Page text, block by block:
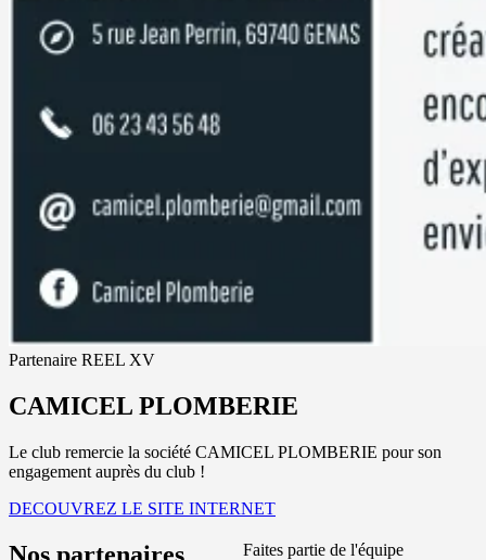
Partenaire REEL XV
CAMICEL PLOMBERIE
Le club remercie la société CAMICEL PLOMBERIE pour son
engagement auprès du club !
DECOUVREZ LE SITE INTERNET
Faites partie de l'équipe
Nos partenaires